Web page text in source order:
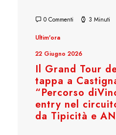
0 Commenti 3 Minuti
Ultim'ora
22 Giugno 2026
Il Grand Tour
tappa a
“Percorso
entry nel
da Tipicità e